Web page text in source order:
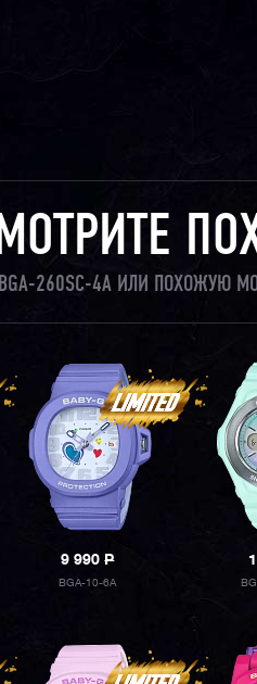
BGA-260SC-4A ИЛИ ПОХОЖУЮ
9 990P
BGA-10-6A